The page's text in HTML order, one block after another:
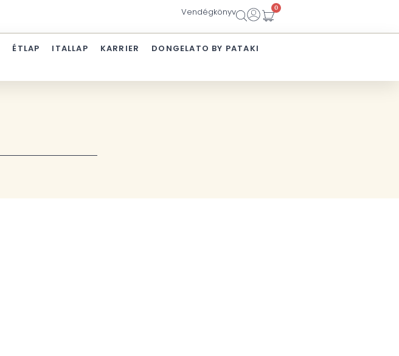
Vendégkönyv 0
ÉTLAP ITALLAP KARRIER
DONGELATO BY PATAKI